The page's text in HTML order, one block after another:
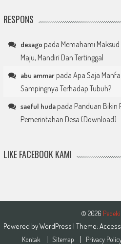
RESPONS
desago pada Memahami
Maju, Mandiri Dan Tertinggal
abu ammarpada Apa Saja
Sampingnya Terhadap Tubuh?
saeful hudapada Panduan Bikin
Pemerintahan Desa (Download)
LIKE FACEBOOK KAMI
© 2026
Powered byWordPress | Theme:
Kontak Sitemap Privacy